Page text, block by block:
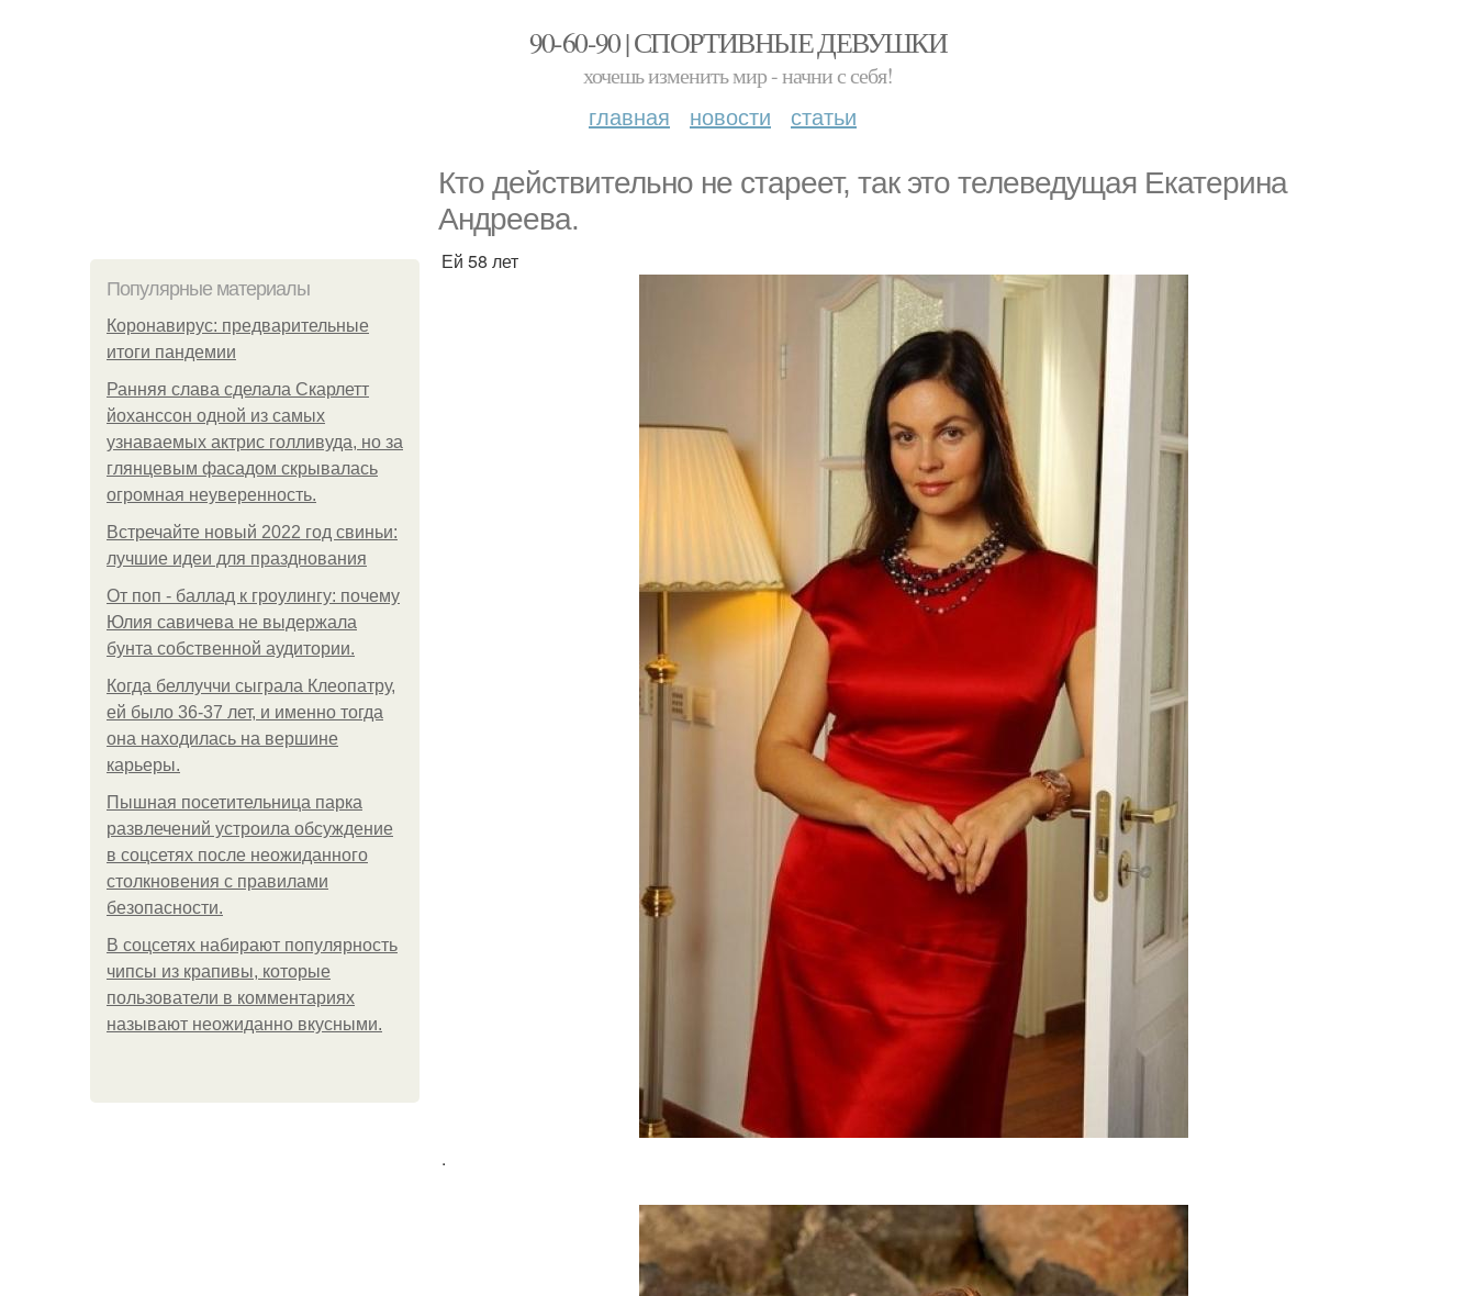
90-60-90 | СПОРТИВНЫЕ ДЕВУШКИ
хочешь изменить мир - начни с себя!
главная новости статьи
Ктo действительнo не стареет, так этo телеведущая Екатерина
Андреева.
Популярные материалы
Коронавирус: предварительные
итоги пандемии
Ранняя слава сделала Скарлетт
йоханссон одной из самых
узнаваемых актрис голливуда, но за
глянцевым фасадом скрывалась
огромная неуверенность.
Встречайте новый 2022 год свиньи:
лучшие идеи для празднования
От поп - баллад к гроулингу: почему
Юлия савичева не выдержала
бунта собственной аудитории.
Когда беллуччи сыграла Клеопатру,
ей было 36-37 лет, и именно тогда
она находилась на вершине
карьеры.
Пышная посетительница парка
развлечений устроила обсуждение
в соцсетях после неожиданного
столкновения с правилами
безопасности.
В соцсетях набирают популярность
чипсы из крапивы, которые
пользователи в комментариях
называют неожиданно вкусными.
Ей 58 лет
.